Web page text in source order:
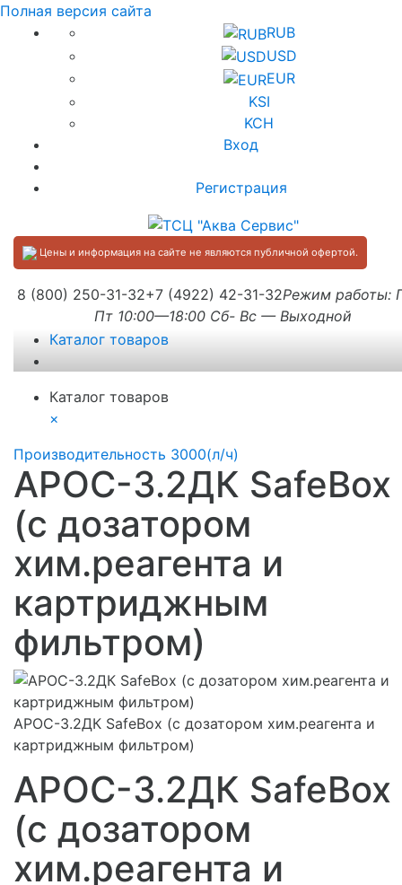
Полная версия сайта
RUB
USD
EUR
KSI
KCH
Вход
Регистрация
Цены и информация на сайте не являются публичной офертой.
8 (800) 250-31-32+7 (4922) 42-31-32Режим работы:
Пт 10:00—18:00 Сб- Вс — Выходной
Каталог товаров
Каталог товаров
×
Производительность 3000(л/ч)
АРОС-3.2ДК SafeBox
(с дозатором
хим.реагента и
картриджным
фильтром)
АРОС-3.2ДК SafeBox (с дозатором хим.реагента и
картриджным фильтром)
АРОС-3.2ДК SafeBox
(с дозатором
хим.реагента и